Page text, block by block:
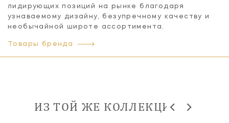
лидирующих позиций на рынке благодаря
узнаваемому дизайну, безупречному качеству и
необычайной широте ассортимента.
Товары бренда
ИЗ ТОЙ ЖЕ КОЛЛЕКЦИИ